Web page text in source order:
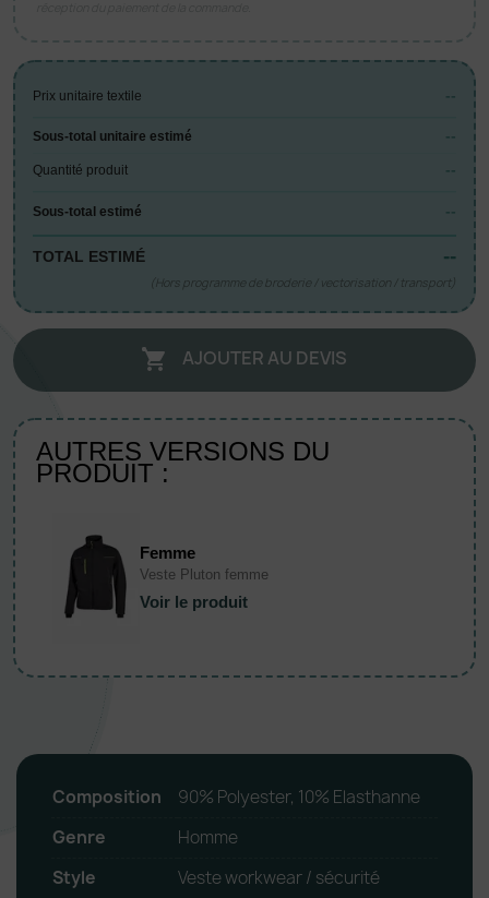
Prix unitaire textile --
Sous-total unitaire estimé --
Quantité produit --
Sous-total estimé --
TOTAL ESTIMÉ --
(Hors programme de broderie / vectorisation / transport)
 AJOUTER AU DEVIS
AUTRES VERSIONS DU
PRODUIT :
Femme
Veste Pluton femme
Voir le produit
Composition
90% Polyester, 10% Elasthanne
Genre
Homme
Style
Veste workwear / sécurité